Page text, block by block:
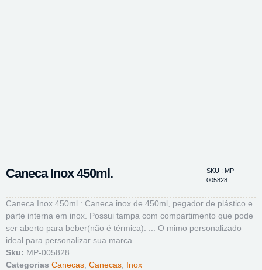
Caneca Inox 450ml.
SKU : MP-
005828
Caneca Inox 450ml.: Caneca inox de 450ml, pegador de plástico e
parte interna em inox. Possui tampa com compartimento que pode
ser aberto para beber(não é térmica). ... O mimo personalizado
ideal para personalizar sua marca.
Sku: MP-005828
Categorias Canecas Canecas Inox